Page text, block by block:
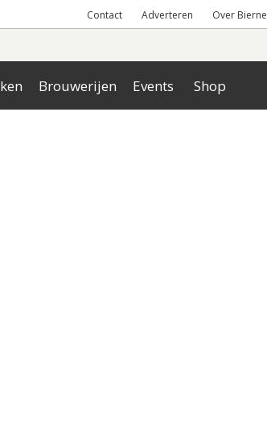
Contact Adverteren Over
Brouwerijen Events Shop